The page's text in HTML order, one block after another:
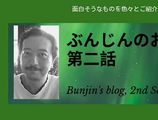
面白そうなものを色々とご紹介